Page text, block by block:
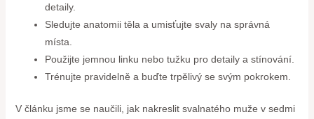
detaily.
Sledujte anatomii těla a umisťujte svaly na správná
místa.
Použijte jemnou linku nebo tužku pro detaily a stínování.
Trénujte pravidelně a buďte trpělivý se svým pokrokem.
V článku jsme se naučili, jak nakreslit svalnatého muže v sedmi